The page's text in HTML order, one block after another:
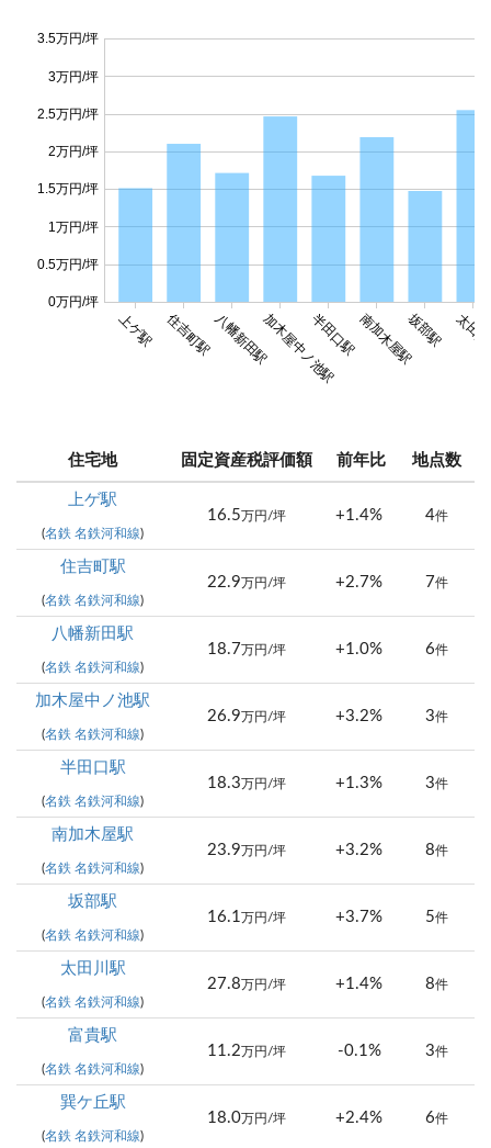
上ゲ駅 住吉町駅八幡新田駅加木屋中ノ池駅
半田口駅南加木屋駅坂部駅 太田
0万円/坪
0.5万円/坪
1万円/坪
1.5万円/坪
2万円/坪
2.5万円/坪
3万円/坪
3.5万円/坪
住宅地 固定資産税評価額 前年比 地点数
上ゲ駅
(名鉄 名鉄河和線)
16.5万円/坪 +1.4% 4件
住吉町駅
(名鉄 名鉄河和線)
22.9万円/坪 +2.7% 7件
八幡新田駅
(名鉄 名鉄河和線)
18.7万円/坪 +1.0% 6件
加木屋中ノ池駅
(名鉄 名鉄河和線)
26.9万円/坪 +3.2% 3件
半田口駅
(名鉄 名鉄河和線)
18.3万円/坪 +1.3% 3件
南加木屋駅
(名鉄 名鉄河和線)
23.9万円/坪 +3.2% 8件
坂部駅
(名鉄 名鉄河和線)
16.1万円/坪 +3.7% 5件
太田川駅
(名鉄 名鉄河和線)
27.8万円/坪 +1.4% 8件
富貴駅
(名鉄 名鉄河和線)
11.2万円/坪 -0.1% 3件
巽ケ丘駅
(名鉄 名鉄河和線)
18.0万円/坪 +2.4% 6件